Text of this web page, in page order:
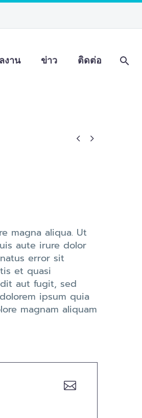
งาน ข่าว ติดต่อ
 
magna aliqua. Ut
aute irure dolor
error sit
et quasi
aut fugit, sed
ipsum quia
magnam aliquam

